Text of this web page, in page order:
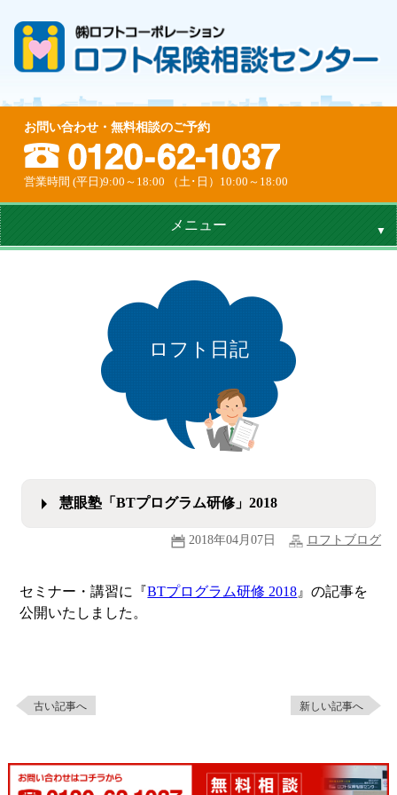
お問い合わせ・無料相談のご予約
営業時間 (平日)9:00～18:00 （土･日）10:00～18:00
メニュー
ロフト日記
慧眼塾「BTプログラム研修」2018
2018年04月07日 ロフトブログ
セミナー・講習に『BTプログラム研修 2018 』の記事を
公開いたしました。
古い記事へ 新しい記事へ